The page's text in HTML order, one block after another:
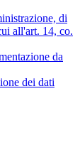
di
all'art. 14, co.
da
dei dati